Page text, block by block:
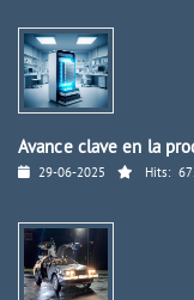
Avance clave en la
29-06-2025 Hits: